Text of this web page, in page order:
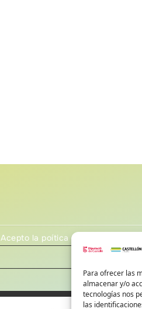
Para ofrecer las
almacenar y/o
tecnologías nos
las
Acepto la poítica de privacidad